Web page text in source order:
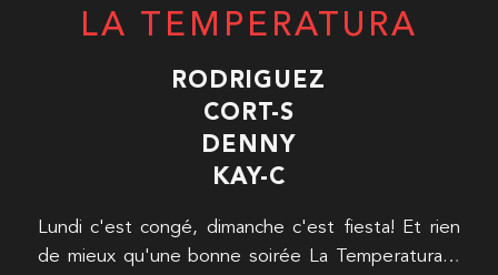
LA TEMPERATURA
RODRIGUEZ
CORT-S
DENNY
KAY-C
Lundi c'est congé, dimanche c'est fiesta! Et rien
de mieux qu'une bonne soirée La Temperatura…